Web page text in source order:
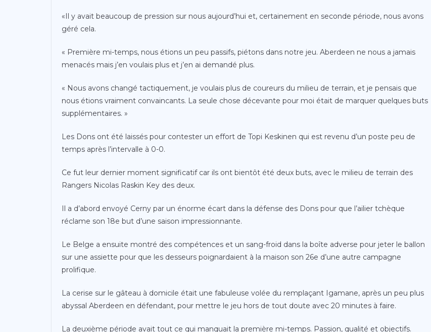
«Il y avait beaucoup de pression sur nous aujourd’hui et, certainement en seconde période, nous avons
géré cela.
« Première mi-temps, nous étions un peu passifs, piétons dans notre jeu. Aberdeen ne nous a jamais
menacés mais j’en voulais plus et j’en ai demandé plus.
« Nous avons changé tactiquement, je voulais plus de coureurs du milieu de terrain, et je pensais que
nous étions vraiment convaincants. La seule chose décevante pour moi était de marquer quelques buts
supplémentaires. »
Les Dons ont été laissés pour contester un effort de Topi Keskinen qui est revenu d’un poste peu de
temps après l’intervalle à 0-0.
Ce fut leur dernier moment significatif car ils ont bientôt été deux buts, avec le milieu de terrain des
Rangers Nicolas Raskin Key des deux.
Il a d’abord envoyé Cerny par un énorme écart dans la défense des Dons pour que l’ailier tchèque
réclame son 18e but d’une saison impressionnante.
Le Belge a ensuite montré des compétences et un sang-froid dans la boîte adverse pour jeter le ballon
sur une assiette pour que les desseurs poignardaient à la maison son 26e d’une autre campagne
prolifique.
La cerise sur le gâteau à domicile était une fabuleuse volée du remplaçant Igamane, après un peu plus
abyssal Aberdeen en défendant, pour mettre le jeu hors de tout doute avec 20 minutes à faire.
La deuxième période avait tout ce qui manquait la première mi-temps. Passion, qualité et objectifs.